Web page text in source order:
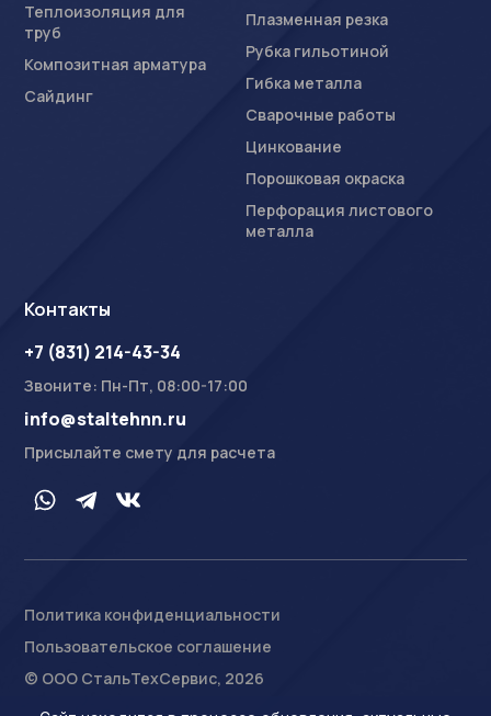
Теплоизоляция для
труб
Композитная арматура
Сайдинг
Плазменная резка
Рубка гильотиной
Гибка металла
Сварочные работы
Цинкование
Порошковая окраска
Перфорация листового
металла
Контакты
+7 (831) 214-43-34
Звоните: Пн-Пт, 08:00-17:00
info@staltehnn.ru
Присылайте смету для расчета
Политика конфиденциальности
Пользовательское соглашение
© ООО СтальТехСервис, 2026
На сайте осуществляется обработка пользовательских
Условиями обработки пользовательских данных
Ознакомлен